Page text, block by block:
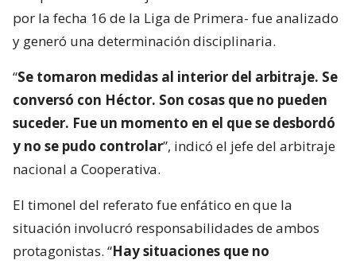
por la fecha 16 de la Liga de Primera- fue analizado
y generó una determinación disciplinaria.
“Se tomaron medidas al interior del arbitraje. Se
conversó con Héctor. Son cosas que no pueden
suceder. Fue un momento en el que se desbordó
y no se pudo controlar”, indicó el jefe del arbitraje
nacional a Cooperativa.
El timonel del referato fue enfático en que la
situación involucró responsabilidades de ambos
protagonistas. “Hay situaciones que no